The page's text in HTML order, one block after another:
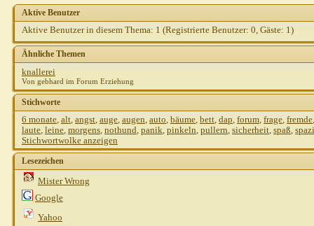
Aktive Benutzer
Aktive Benutzer in diesem Thema: 1 (Registrierte Benutzer: 0, Gäste: 1)
Ähnliche Themen
knallerei
Von gebhard im Forum Erziehung
Stichworte
6 monate, alt, angst, auge, augen, auto, bäume, bett, dap, forum, frage, fremde
laute, leine, morgens, nothund, panik, pinkeln, pullern, sicherheit, spaß,
Stichwortwolke anzeigen
Lesezeichen
Mister Wrong
Google
Yahoo